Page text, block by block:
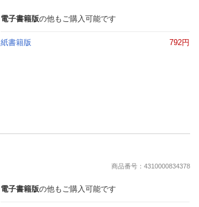
電子書籍版の他もご購入可能です
紙書籍版 792円
商品番号：4310000834378
電子書籍版の他もご購入可能です